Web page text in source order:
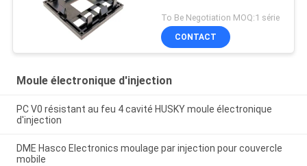
To Be Negotiation MOQ:1 série
CONTACT
Moule électronique d'injection
PC V0 résistant au feu 4 cavité HUSKY moule électronique
d'injection
DME Hasco Electronics moulage par injection pour couvercle
mobile